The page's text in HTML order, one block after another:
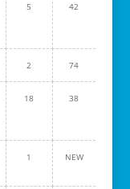
5 42
2 74
18 38
1 NEW